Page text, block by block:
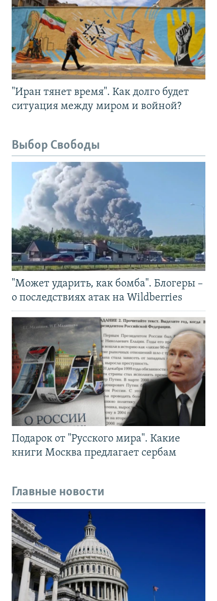
"Иран тянет время". Как долго будет
ситуация между миром и войной?
Выбор Свободы
"Может ударить, как бомба". Блогеры –
о последствиях атак на Wildberries
Подарок от "Русского мира". Какие
книги Москва предлагает сербам
Главные новости